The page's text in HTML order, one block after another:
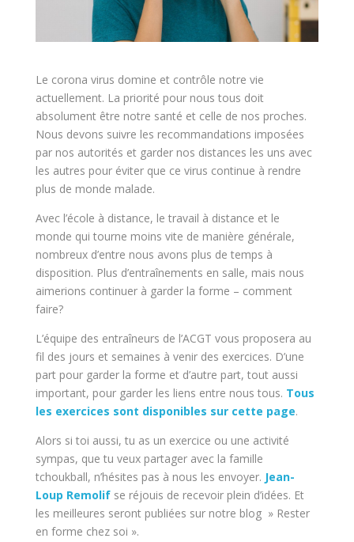
Le corona virus domine et contrôle notre vie
actuellement. La priorité pour nous tous doit
absolument être notre santé et celle de nos proches.
Nous devons suivre les recommandations imposées
par nos autorités et garder nos distances les uns avec
les autres pour éviter que ce virus continue à rendre
plus de monde malade.
Avec l’école à distance, le travail à distance et le
monde qui tourne moins vite de manière générale,
nombreux d’entre nous avons plus de temps à
disposition. Plus d’entraînements en salle, mais nous
aimerions continuer à garder la forme – comment
faire?
L’équipe des entraîneurs de l’ACGT vous proposera au
fil des jours et semaines à venir des exercices. D’une
part pour garder la forme et d’autre part, tout aussi
important, pour garder les liens entre nous tous. Tous
les exercices sont disponibles sur cette page.
Alors si toi aussi, tu as un exercice ou une activité
sympas, que tu veux partager avec la famille
tchoukball, n’hésites pas à nous les envoyer. Jean-
Loup Remolif se réjouis de recevoir plein d’idées. Et
les meilleures seront publiées sur notre blog » Rester
en forme chez soi ».